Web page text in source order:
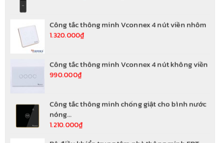
Công tắc thông minh Vconnex 4 nút không viền
Công tắc thông minh chống giật cho bình nước
Bộ điều khiển trung tâm nhà thông minh FPT
2.409.000₫